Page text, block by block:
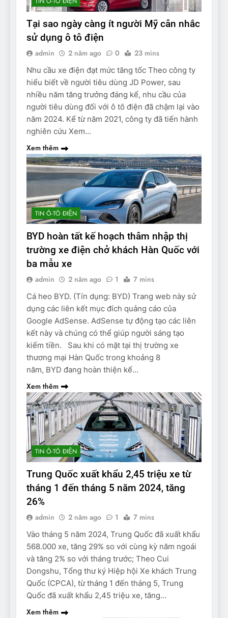
Tại sao ngày càng ít người Mỹ cân nhắc
sử dụng ô tô điện
admin 2 năm ago 0 23 mins
Nhu cầu xe điện đạt mức tăng tốc Theo công ty
hiểu biết về người tiêu dùng JD Power, sau
nhiều năm tăng trưởng đáng kể, nhu cầu của
người tiêu dùng đối với ô tô điện đã chậm lại vào
năm 2024. Kể từ năm 2021, công ty đã tiến hành
nghiên cứu Xem…
Xem thêm
TIN Ô-TÔ ĐIỆN
BYD hoàn tất kế hoạch thâm nhập thị
trường xe điện chở khách Hàn Quốc với
ba mẫu xe
admin 2 năm ago 1 7 mins
Cá heo BYD. (Tín dụng: BYD) Trang web này sử
dụng các liên kết mục đích quảng cáo của
Google AdSense. AdSense tự động tạo các liên
kết này và chúng có thể giúp người sáng tạo
kiếm tiền. Sau khi có mặt tại thị trường xe
thương mại Hàn Quốc trong khoảng 8
năm, BYD đang hoàn thiện kế…
Xem thêm
TIN Ô-TÔ ĐIỆN
Trung Quốc xuất khẩu 2,45 triệu xe từ
tháng 1 đến tháng 5 năm 2024, tăng
26%
admin 2 năm ago 1 7 mins
Vào tháng 5 năm 2024, Trung Quốc đã xuất khẩu
568.000 xe, tăng 29% so với cùng kỳ năm ngoái
và tăng 2% so với tháng trước; Theo Cui
Dongshu, Tổng thư ký Hiệp hội Xe khách Trung
Quốc (CPCA), từ tháng 1 đến tháng 5, Trung
Quốc đã xuất khẩu 2,45 triệu xe, tăng…
Xem thêm